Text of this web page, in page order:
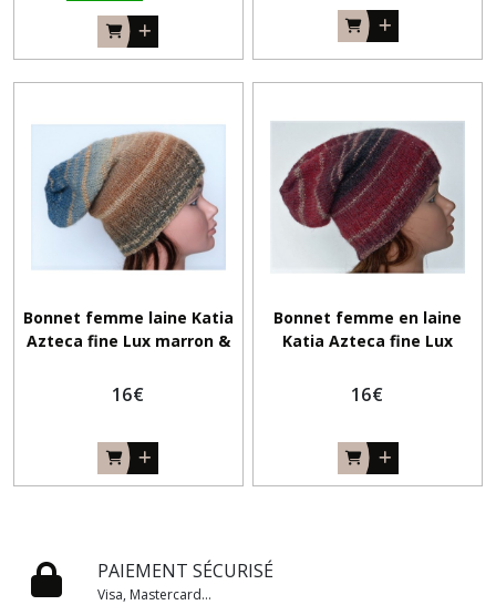
Bonnet femme laine Katia
Azteca fine Lux marron &
16€
Bonnet femme en laine
Katia Azteca fine Lux
16€
PAIEMENT SÉCURISÉ
Visa, Mastercard...